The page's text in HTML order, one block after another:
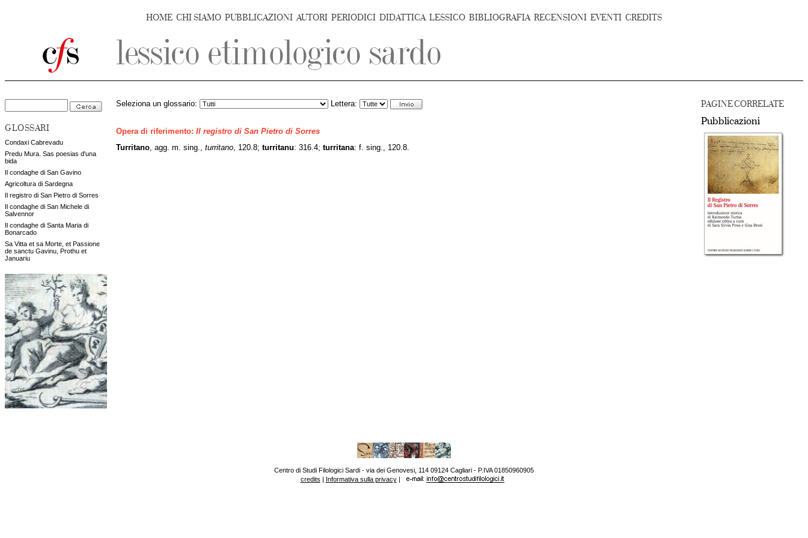
HOME CHI SIAMO PUBBLICAZIONI AUTORI PERIODICI DIDATTICA LESSICO BIBLIOGRAFIA RECENSIONI EVENTI CREDITS
GLOSSARI
Condaxi Cabrevadu
Predu Mura. Sas poesias d'una
bida
Il condaghe di San Gavino
Agricoltura di Sardegna
Il registro di San Pietro di Sorres
Il condaghe di San Michele di
Salvennor
Il condaghe di Santa Maria di
Bonarcado
Sa Vitta et sa Morte, et Passione
de sanctu Gavinu, Prothu et
Januariu
PAGINE CORRELATE
Pubblicazioni
Seleziona un glossario: Lettera:
Opera di riferimento: Il registro di San Pietro di Sorres
Turritano , agg. m. sing., turritano , 120.8; turritanu: 316.4; turritana: f. sing., 120.8.
Centro di Studi Filologici Sardi - via dei Genovesi, 114 09124 Cagliari - P.IVA 01850960905
credits | Informativa sulla privacy|